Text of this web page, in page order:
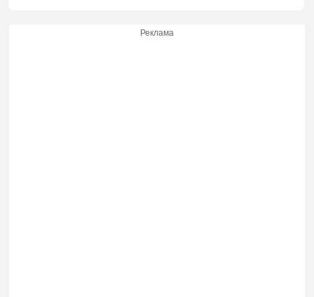
Реклама